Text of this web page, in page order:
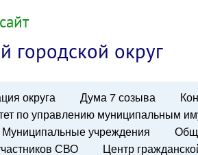
городской округ
округа Дума 7 созыва
по управлению муниципальным
Муниципальные учреждения
СВО Центр